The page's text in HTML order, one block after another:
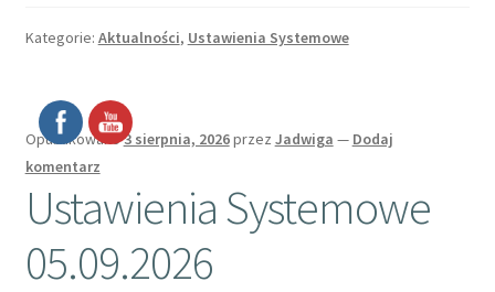
Kategorie: Aktualności, Ustawienia Systemowe
Opublikowano3 sierpnia, 2026przez Jadwiga — Dodaj
komentarz
Ustawienia Systemowe
05.09.2026